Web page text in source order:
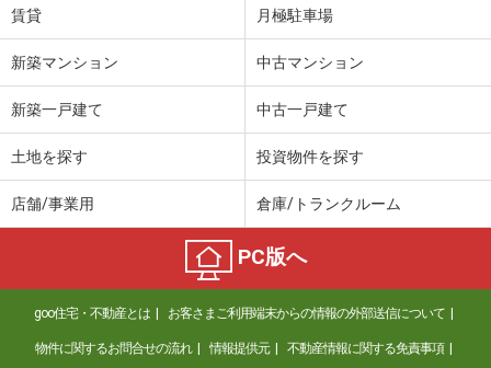
賃貸 月極駐車場
新築マンション 中古マンション
新築一戸建て 中古一戸建て
土地を探す 投資物件を探す
店舗/事業用 倉庫/トランクルーム
PC版へ
goo住宅・不動産とは お客さまご利用端末からの情報の外部送信について
物件に関するお問合せの流れ 情報提供元 不動産情報に関する免責事項